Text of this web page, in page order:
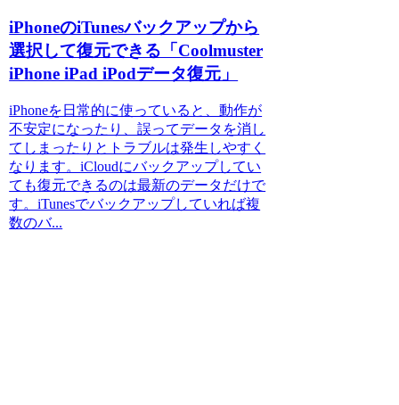
iPhoneのiTunesバックアップから
選択して復元できる「Coolmuster
iPhone iPad iPodデータ復元」
iPhoneを日常的に使っていると、動作が
不安定になったり、誤ってデータを消し
てしまったりとトラブルは発生しやすく
なります。iCloudにバックアップしてい
ても復元できるのは最新のデータだけで
す。iTunesでバックアップしていれば複
数のバ...